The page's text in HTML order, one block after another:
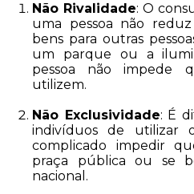
Não Rivalidade: O
uma pessoa não
bens para outras
um parque ou a
pessoa não impede
utilizem.
Não Exclusividade: É
indivíduos de utilizar
complicado impedir
praça pública ou se
nacional.